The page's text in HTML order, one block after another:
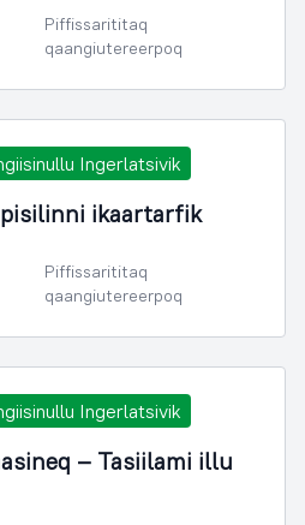
Piffissarititaq
qaangiutereerpoq
Ingerlatsivik
ikaartarfik
Piffissarititaq
qaangiutereerpoq
Ingerlatsivik
– Tasiilami illu